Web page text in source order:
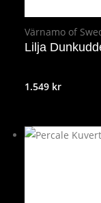
Värnamo of
Lilja
1.549 kr